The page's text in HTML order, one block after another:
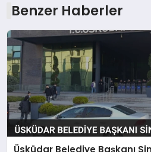
Benzer Haberler
Üsküdar Belediye Başkanı